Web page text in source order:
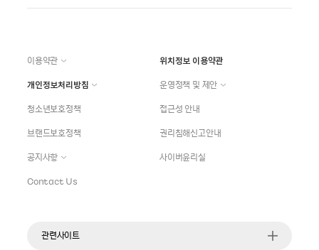
이용약관
위치정보 이용약관
개인정보처리방침
운영정책 및 제안
청소년보호정책
접근성 안내
브랜드보호정책
권리침해신고안내
공지사항
사이버윤리실
Contact Us
관련사이트